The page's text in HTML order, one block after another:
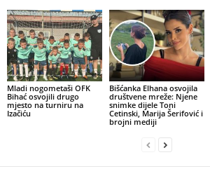
Mladi nogometaši OFK
Bihać osvojili drugo
mjesto na turniru na
Izačiću
Bišćanka Elhana osvojila
društvene mreže: Njene
snimke dijele Toni
Cetinski, Marija Šerifović i
brojni mediji